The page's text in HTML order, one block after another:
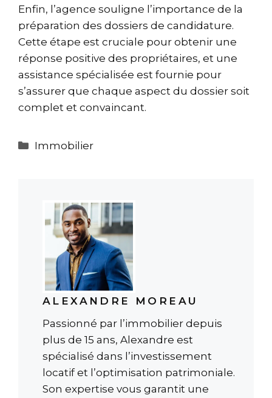
Enfin, l’agence souligne l’importance de la
préparation des dossiers de candidature.
Cette étape est cruciale pour obtenir une
réponse positive des propriétaires, et une
assistance spécialisée est fournie pour
s’assurer que chaque aspect du dossier soit
complet et convaincant.
Catégories
Immobilier
ALEXANDRE MOREAU
Passionné par l’immobilier depuis
plus de 15 ans, Alexandre est
spécialisé dans l’investissement
locatif et l’optimisation patrimoniale.
Son expertise vous garantit une